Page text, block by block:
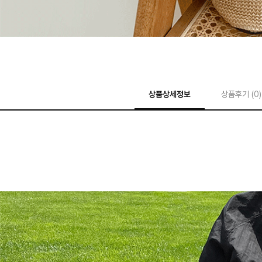
상품상세정보 상품후기 (0)